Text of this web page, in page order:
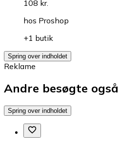
108 kr.
hos Proshop
+1 butik
Spring over indholdet
Reklame
Andre besøgte også
Spring over indholdet